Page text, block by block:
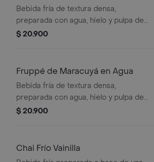
Bebida fría de textura densa,
preparada con agua, hielo y pulpa de
mora. Contiene azúcar añadida.
$ 20.900
Fruppé de Maracuyá en Agua
Bebida fría de textura densa,
preparada con agua, hielo y pulpa de
maracuýa. Contiene azúcar añadida.
$ 20.900
Chai Frío Vainilla